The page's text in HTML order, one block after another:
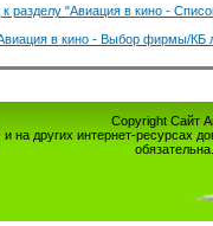
к разделу "Авиация в кино -
в кино - Выбор фирмы/КБ
Copyright Сайт
других интернет-ресурсах
обязательна.